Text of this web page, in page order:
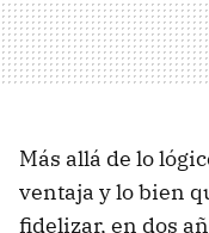
Más allá de lo
ventaja y lo bien
fidelizar, en dos